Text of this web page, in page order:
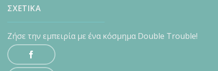
ΣΧΕΤΙΚΑ
Ζήσε την εμπειρία με ένα κόσμημα Double Trouble!